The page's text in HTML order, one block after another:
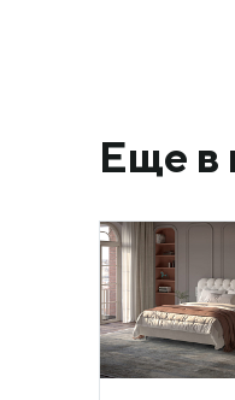
Еще в